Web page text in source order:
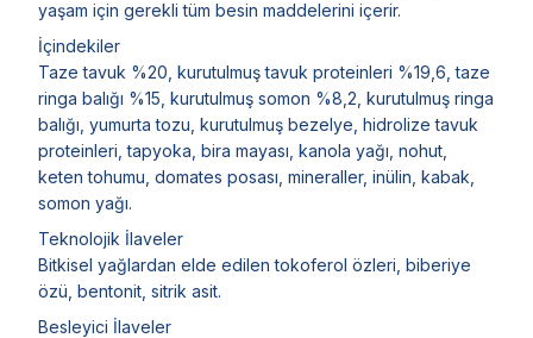
yaşam için gerekli tüm besin maddelerini içerir.
İçindekiler
Taze tavuk %20, kurutulmuş tavuk proteinleri %19,6, taze
ringa balığı %15, kurutulmuş somon %8,2, kurutulmuş ringa
balığı, yumurta tozu, kurutulmuş bezelye, hidrolize tavuk
proteinleri, tapyoka, bira mayası, kanola yağı, nohut,
keten tohumu, domates posası, mineraller, inülin, kabak,
somon yağı.
Teknolojik İlaveler
Bitkisel yağlardan elde edilen tokoferol özleri, biberiye
özü, bentonit, sitrik asit.
Besleyici İlaveler